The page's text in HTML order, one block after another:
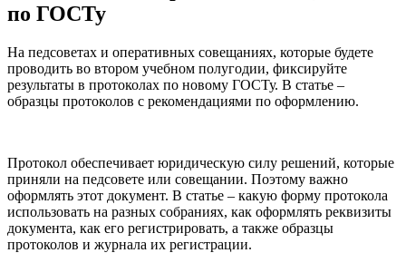
по ГОСТу
На педсоветах и оперативных совещаниях, которые будете
проводить во втором учебном полугодии, фиксируйте
результаты в протоколах по новому ГОСТу. В статье –
образцы протоколов с рекомендациями по оформлению.
Протокол обеспечивает юридическую силу решений, которые
приняли на педсовете или совещании. Поэтому важно
оформлять этот документ. В статье – какую форму протокола
использовать на разных собраниях, как оформлять реквизиты
документа, как его регистрировать, а также образцы
протоколов и журнала их регистрации.